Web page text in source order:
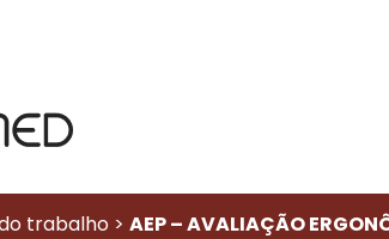
trabalho > AEP – AVALIAÇÃO